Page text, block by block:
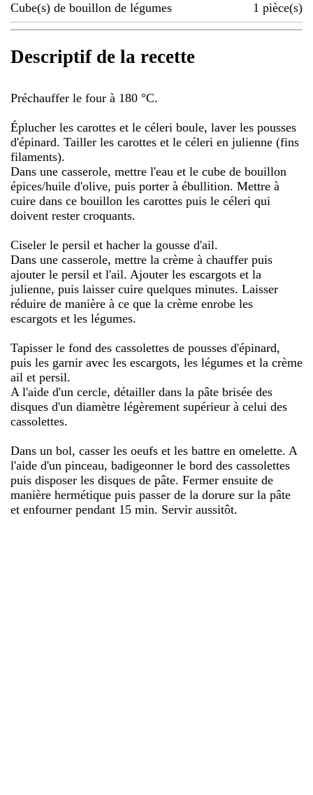
Cube(s) de bouillon de légumes 1 pièce(s)
Descriptif de la recette
Préchauffer le four à 180 °C.
Éplucher les carottes et le céleri boule, laver les pousses
d'épinard. Tailler les carottes et le céleri en julienne (fins
filaments).
Dans une casserole, mettre l'eau et le cube de bouillon
épices/huile d'olive, puis porter à ébullition. Mettre à
cuire dans ce bouillon les carottes puis le céleri qui
doivent rester croquants.
Ciseler le persil et hacher la gousse d'ail.
Dans une casserole, mettre la crème à chauffer puis
ajouter le persil et l'ail. Ajouter les escargots et la
julienne, puis laisser cuire quelques minutes. Laisser
réduire de manière à ce que la crème enrobe les
escargots et les légumes.
Tapisser le fond des cassolettes de pousses d'épinard,
puis les garnir avec les escargots, les légumes et la crème
ail et persil.
A l'aide d'un cercle, détailler dans la pâte brisée des
disques d'un diamètre légèrement supérieur à celui des
cassolettes.
Dans un bol, casser les oeufs et les battre en omelette. A
l'aide d'un pinceau, badigeonner le bord des cassolettes
puis disposer les disques de pâte. Fermer ensuite de
manière hermétique puis passer de la dorure sur la pâte
et enfourner pendant 15 min. Servir aussitôt.